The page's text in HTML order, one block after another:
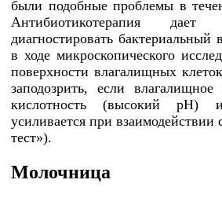
были подобные проблемы в
Антибиотикотерапия
диагностировать
в ходе микроскопического
поверхности влагалищных
заподозрить, если
кислотность (высокий рН)
усиливается при
тест»).
Молочница